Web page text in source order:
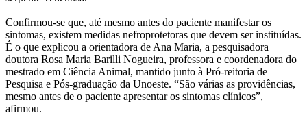
Confirmou-se que, até mesmo antes do paciente manifestar os
sintomas, existem medidas nefroprotetoras que devem ser instituídas.
É o que explicou a orientadora de Ana Maria, a pesquisadora
doutora Rosa Maria Barilli Nogueira, professora e coordenadora do
mestrado em Ciência Animal, mantido junto à Pró-reitoria de
Pesquisa e Pós-graduação da Unoeste. “São várias as providências,
mesmo antes de o paciente apresentar os sintomas clínicos”,
afirmou.